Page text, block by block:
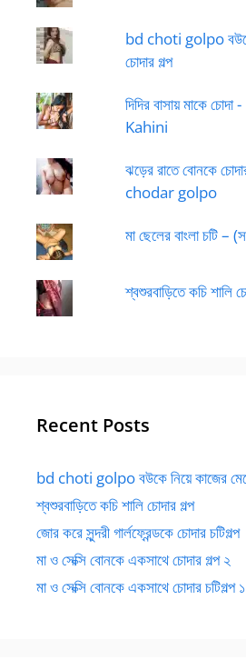
bd choti golpo বউকে
চোদার গল্প
দিদির বাসায় মাকে
Kahini
ঝড়ের রাতে বোনকে
chodar golpo
মা ছেলের বাংলা চটি –
শ্বশুরবাড়িতে কচি শালি
Recent Posts
bd choti golpo বউকে নিয়ে কাজের
শ্বশুরবাড়িতে কচি শালি চোদার গল্প
জোর করে সুন্দরী গার্লফ্রেন্ডকে চোদার চটিগল্প
মা ও সেক্সি বোনকে একসাথে চোদার গল্প ২
মা ও সেক্সি বোনকে একসাথে চোদার চটিগল্প ১